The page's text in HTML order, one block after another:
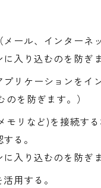
ール、インターネ
入り込むのを防ぎま
リケーションをイ
を防ぎます。）
リなど)を接続す
る。
入り込むのを防ぎま
用する。